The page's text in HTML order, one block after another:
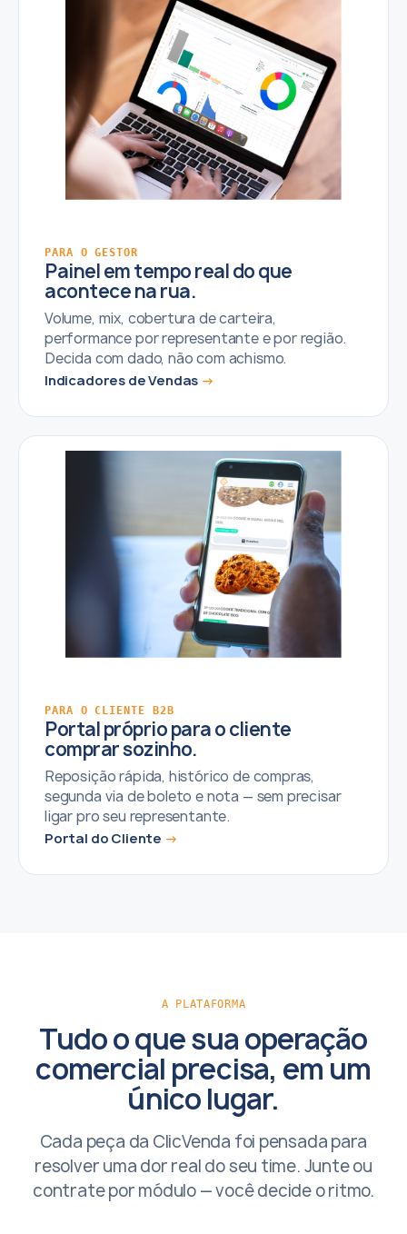
PARA O GESTOR
Painel em tempo real do que
acontece na rua.
Volume, mix, cobertura de carteira,
performance por representante e por região.
Decida com dado, não com achismo.
Indicadores de Vendas
PARA O CLIENTE B2B
Portal próprio para o cliente
comprar sozinho.
Reposição rápida, histórico de compras,
segunda via de boleto e nota — sem precisar
ligar pro seu representante.
Portal do Cliente
A PLATAFORMA
Tudo o que sua operação
comercial precisa, em um
único lugar.
Cada peça da ClicVenda foi pensada para
resolver uma dor real do seu time. Junte ou
contrate por módulo — você decide o ritmo.